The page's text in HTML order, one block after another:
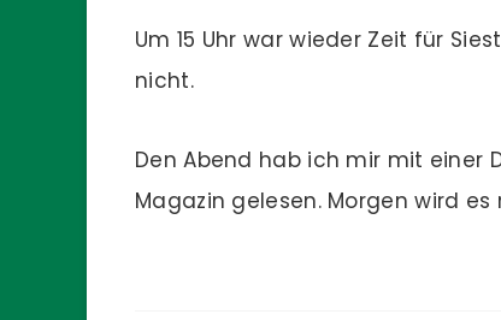
Um 15 Uhr war wieder Zeit für
nicht.
Den Abend hab ich mir mit einer
Magazin gelesen. Morgen wird